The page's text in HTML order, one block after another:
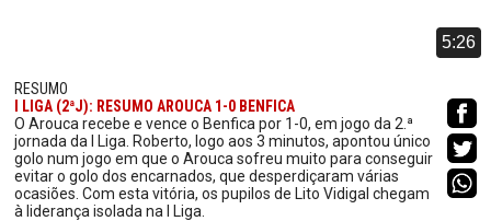
5:26
RESUMO
I LIGA (2ªJ): RESUMO AROUCA 1-0 BENFICA
O Arouca recebe e vence o Benfica por 1-0, em jogo da 2.ª
jornada da I Liga. Roberto, logo aos 3 minutos, apontou único
golo num jogo em que o Arouca sofreu muito para conseguir
evitar o golo dos encarnados, que desperdiçaram várias
ocasiões. Com esta vitória, os pupilos de Lito Vidigal chegam
à liderança isolada na I Liga.